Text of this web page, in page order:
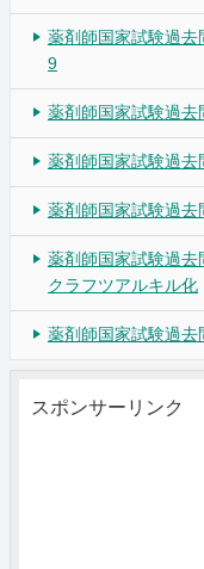
薬剤師国家試験過
9
薬剤師国家試験過
薬剤師国家試験過
薬剤師国家試験過
薬剤師国家試験過
クラフツアルキル化
薬剤師国家試験過
スポンサーリンク